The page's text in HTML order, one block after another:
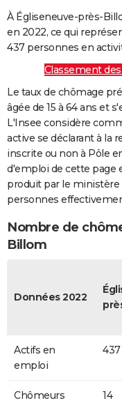
À Égliseneuve-près-
en 2022, ce qui
437 personnes en
Classement
Le taux de chômage
âgée de 15 à 64 ans et
L'Insee considère
active se déclarant à la
inscrite ou non à Pôle
d'emploi de cette page
produit par le ministère
personnes
Nombre de
Billom
Données 2022
Actifs en
emploi
437
Chômeurs 14